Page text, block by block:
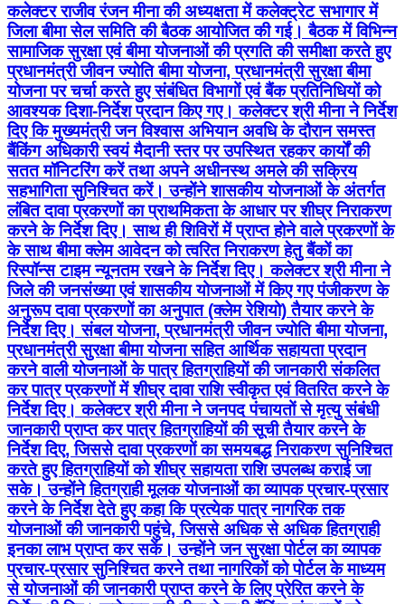
कलेक्टर राजीव रंजन मीना की अध्यक्षता में कलेक्ट्रेट सभागार में
जिला बीमा सेल समिति की बैठक आयोजित की गई। बैठक में विभिन्न
सामाजिक सुरक्षा एवं बीमा योजनाओं की प्रगति की समीक्षा करते हुए
प्रधानमंत्री जीवन ज्योति बीमा योजना, प्रधानमंत्री सुरक्षा बीमा
योजना पर चर्चा करते हुए संबंधित विभागों एवं बैंक प्रतिनिधियों को
आवश्यक दिशा-निर्देश प्रदान किए गए। कलेक्टर श्री मीना ने निर्देश
दिए कि मुख्यमंत्री जन विश्वास अभियान अवधि के दौरान समस्त
बैंकिंग अधिकारी स्वयं मैदानी स्तर पर उपस्थित रहकर कार्यों की
सतत मॉनिटरिंग करें तथा अपने अधीनस्थ अमले की सक्रिय
सहभागिता सुनिश्चित करें। उन्होंने शासकीय योजनाओं के अंतर्गत
लंबित दावा प्रकरणों का प्राथमिकता के आधार पर शीघ्र निराकरण
करने के निर्देश दिए। साथ ही शिविरों में प्राप्त होने वाले प्रकरणों के
के साथ बीमा क्लेम आवेदन को त्वरित निराकरण हेतु बैंकों का
रिस्पॉन्स टाइम न्यूनतम रखने के निर्देश दिए। कलेक्टर श्री मीना ने
जिले की जनसंख्या एवं शासकीय योजनाओं में किए गए पंजीकरण के
अनुरूप दावा प्रकरणों का अनुपात (क्लेम रेशियो) तैयार करने के
निर्देश दिए। संबल योजना, प्रधानमंत्री जीवन ज्योति बीमा योजना,
प्रधानमंत्री सुरक्षा बीमा योजना सहित आर्थिक सहायता प्रदान
करने वाली योजनाओं के पात्र हितग्राहियों की जानकारी संकलित
कर पात्र प्रकरणों में शीघ्र दावा राशि स्वीकृत एवं वितरित करने के
निर्देश दिए। कलेक्टर श्री मीना ने जनपद पंचायतों से मृत्यु संबंधी
जानकारी प्राप्त कर पात्र हितग्राहियों की सूची तैयार करने के
निर्देश दिए, जिससे दावा प्रकरणों का समयबद्ध निराकरण सुनिश्चित
करते हुए हितग्राहियों को शीघ्र सहायता राशि उपलब्ध कराई जा
सके। उन्होंने हितग्राही मूलक योजनाओं का व्यापक प्रचार-प्रसार
करने के निर्देश देते हुए कहा कि प्रत्येक पात्र नागरिक तक
योजनाओं की जानकारी पहुंचे, जिससे अधिक से अधिक हितग्राही
इनका लाभ प्राप्त कर सकें। उन्होंने जन सुरक्षा पोर्टल का व्यापक
प्रचार-प्रसार सुनिश्चित करने तथा नागरिकों को पोर्टल के माध्यम
से योजनाओं की जानकारी प्राप्त करने के लिए प्रेरित करने के